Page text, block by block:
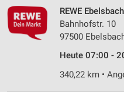
REWE Ebelsbach
Bahnhofstr. 10
97500
Heute 07:00 -
340,22 km •